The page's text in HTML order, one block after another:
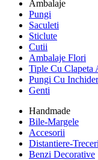
Ambalaje
Pungi
Saculeti
Sticlute
Cutii
Ambalaje Flori
Tiple Cu Clapeta
Pungi Cu
Genti
Handmade
Bile-Margele
Accesorii
Distantiere-Treceri
Benzi Decorative